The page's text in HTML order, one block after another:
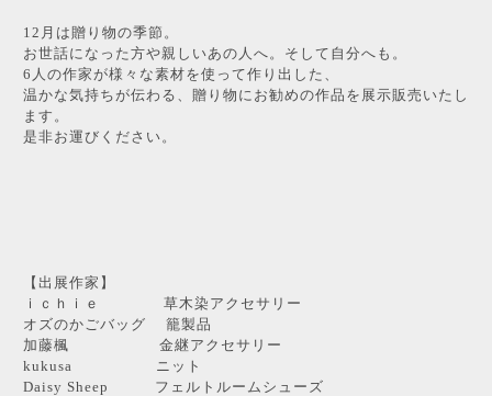
12月は贈り物の季節。
お世話になった方や親しいあの人へ。そして自分へも。
6人の作家が様々な素材を使って作り出した、
温かな気持ちが伝わる、贈り物にお勧めの作品を展示販売いたし
ます。
是非お運びください。
【出展作家】
ｉｃｈｉｅ 草木染アクセサリー
オズのかごバッグ 籠製品
加藤楓 金継アクセサリー
kukusa ニット
Daisy Sheep フェルトルームシューズ